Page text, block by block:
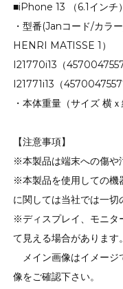
■iPhone 13 （6.1インチ）
・型番(Janコード/カラ
HENRI MATISSE 1）
I21770i13（
I21771i13（
・本体重量（サイズ 横
【注意事項】
※本製品は端末への傷や
※本製品を使用しての機
に関しては当社では一切
※ディスプレイ、モニタ
て見える場合があります。
メイン画像はイメージ
像をご確認下さい。